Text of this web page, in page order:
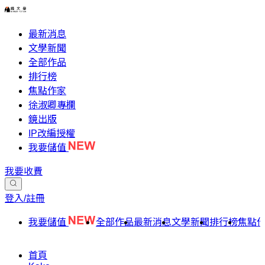
最新消息
文學新聞
全部作品
排行榜
焦點作家
徐淑卿專欄
鏡出版
IP改編授權
我要儲值
我要收費
登入/註冊
我要儲值 全部作品最新消息文學新聞排行榜焦點
首頁